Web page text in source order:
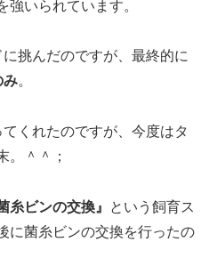
強いられています。
挑んだのですが、最終的に
み。
くれたのですが、今度はタ
。＾＾；
糸ビンの交換』
という飼育ス
に菌糸ビンの交換を行ったの